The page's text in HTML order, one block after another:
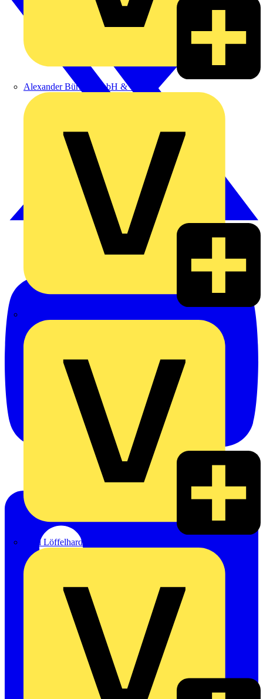
Alexander Bürkle GmbH & Co. KG
Emil Löffelhardt GmbH & Co. KG